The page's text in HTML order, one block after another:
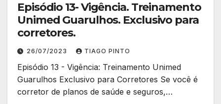
Episódio 13- Vigência. Treinamento
Unimed Guarulhos. Exclusivo para
corretores.
26/07/2023 TIAGO PINTO
Episódio 13 - Vigência: Treinamento Unimed
Guarulhos Exclusivo para Corretores Se você é
corretor de planos de saúde e seguros,…